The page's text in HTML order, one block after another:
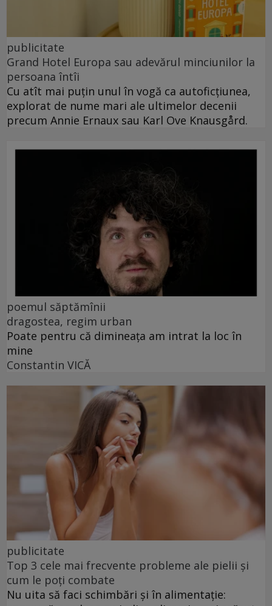
publicitate
Grand Hotel Europa sau adevărul minciunilor la
persoana întîi
Cu atît mai puțin unul în vogă ca autoficțiunea,
explorat de nume mari ale ultimelor decenii
precum Annie Ernaux sau Karl Ove Knausgård.
poemul săptămînii
dragostea, regim urban
Poate pentru că dimineața am intrat la loc în
mine
Constantin VICĂ
publicitate
Top 3 cele mai frecvente probleme ale pielii și
cum le poți combate
Nu uita să faci schimbări și în alimentație: